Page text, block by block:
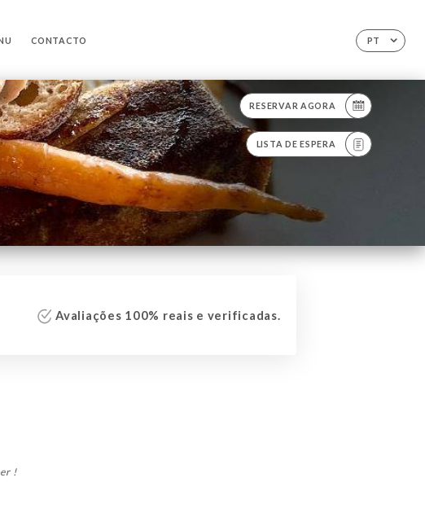
PT
CONTACTO
RESERVAR AGORA
LISTA DE ESPERA
Avaliações 100% reais e verificadas.
!